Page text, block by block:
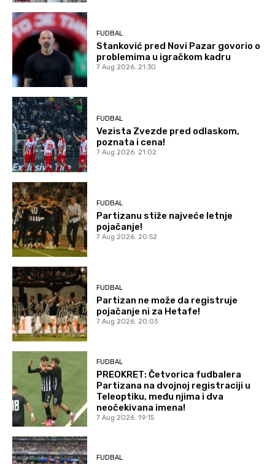
FUDBAL
Stanković pred Novi Pazar govorio o
problemima u igračkom kadru
7 Aug 2026. 21:30
FUDBAL
Vezista Zvezde pred odlaskom,
poznata i cena!
7 Aug 2026. 21:02
FUDBAL
Partizanu stiže najveće letnje
pojačanje!
7 Aug 2026. 20:52
FUDBAL
Partizan ne može da registruje
pojačanje ni za Hetafe!
7 Aug 2026. 20:03
FUDBAL
PREOKRET: Četvorica fudbalera
Partizana na dvojnoj registraciji u
Teleoptiku, među njima i dva
neočekivana imena!
7 Aug 2026. 19:15
FUDBAL